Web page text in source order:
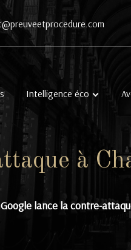
Intelligence éco
à
Google lance la contre-